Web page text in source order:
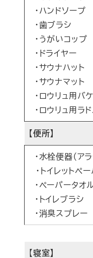
・ハンドソープ
・歯ブラシ
・うがいコップ
・ドライヤー
・サウナハット
・サウナマット
・ロウリュ用バ
・ロウリュ用ラ
【便所】
・水栓便器（アラ
・トイレットペ
・ペーパータオ
・トイレブラシ
・消臭スプレー
【寝室】